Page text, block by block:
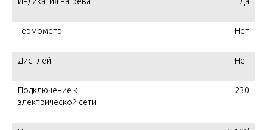
Термометр Нет
Дисплей Нет
Подключение к
электрической сети
230